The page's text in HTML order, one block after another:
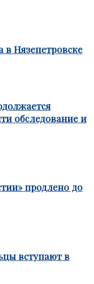
в Нязепетровске
обследование и
продлено до
вступают в